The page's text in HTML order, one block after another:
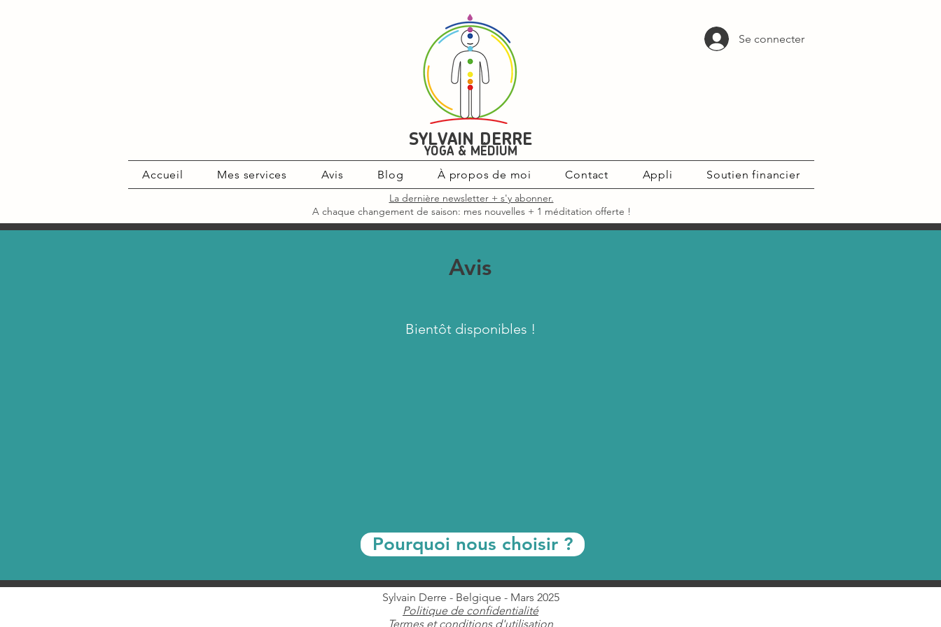
Se connecter
SYLVAIN DERRE
YOGA & MÉDIUM
Accueil Mes services Avis Blog À propos de moi Contact Appli Soutien financier
La dernière newsletter + s'y abonner.
A chaque changement de saison: mes nouvelles + 1 méditation offerte !
Avis
Bientôt disponibles !
Pourquoi nous choisir ?
Sylvain Derre - Belgique - Mars 2025
Politique de confidentialité
Termes et conditions d'utilisation